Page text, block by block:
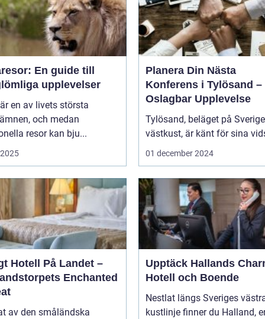
En guide till
upplevelser
en av livets största
och medan
resor kan bju...
Planera Din Nästa
Konferens i Tylösand –
Oslagbar Upplevelse
Tylösand, beläget på
västkust, är känt för sina
01 december 2024
Hotell På Landet –
Enchanted
av den småländska
Upptäck Hallands
Hotell och Boende
Nestlat längs Sveriges
kustlinje finner du Halland,